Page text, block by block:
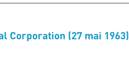
Corporation (27 mai 1963)